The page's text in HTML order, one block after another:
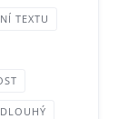
TEXTU